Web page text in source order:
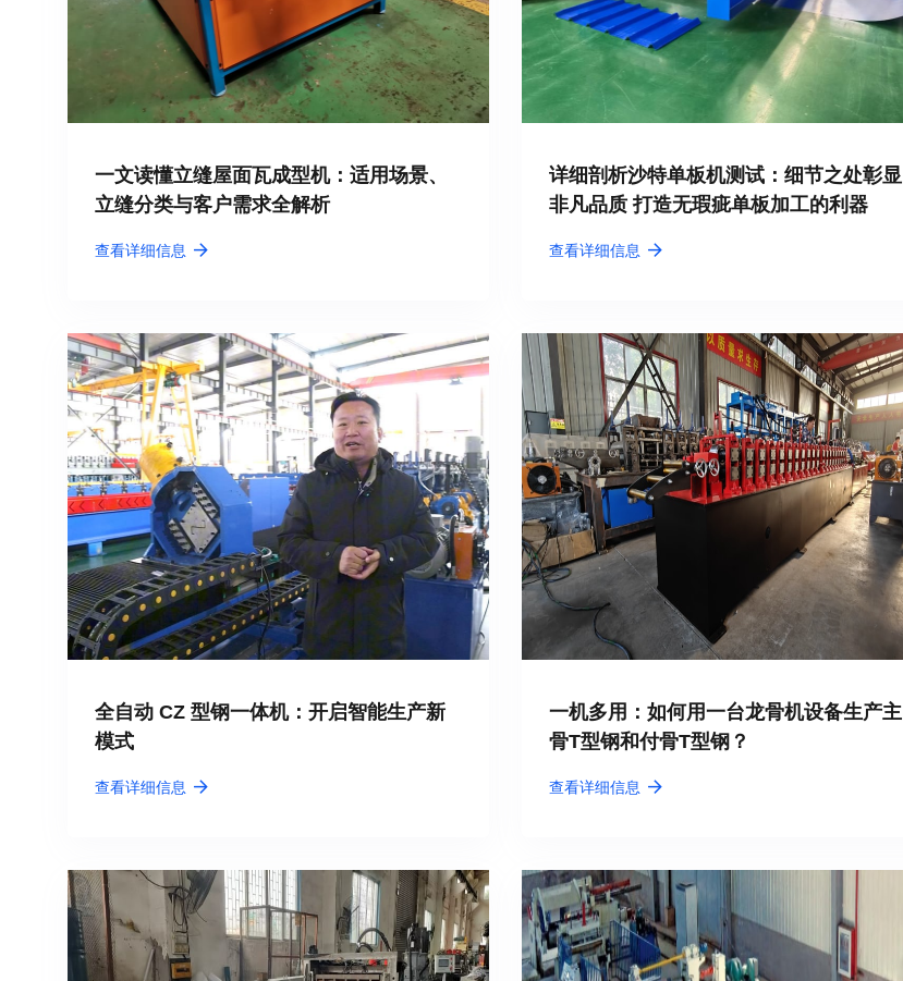
一文读懂立缝屋面瓦成型机：适用场景、
立缝分类与客户需求全解析
查看详细信息
详细剖析沙特单板机测试：细节之处彰显
非凡品质 打造无瑕疵单板加工的利器
查看详细信息
全自动 CZ 型钢一体机：开启智能生产新
模式
查看详细信息
一机多用：如何用一台龙骨机设备生产主
骨T型钢和付骨T型钢？
查看详细信息